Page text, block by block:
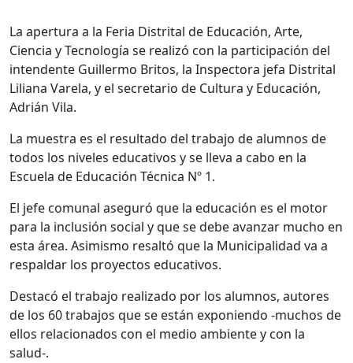
La apertura a la Feria Distrital de Educación, Arte,
Ciencia y Tecnología se realizó con la participación del
intendente Guillermo Britos, la Inspectora jefa Distrital
Liliana Varela, y el secretario de Cultura y Educación,
Adrián Vila.
La muestra es el resultado del trabajo de alumnos de
todos los niveles educativos y se lleva a cabo en la
Escuela de Educación Técnica Nº 1.
El jefe comunal aseguró que la educación es el motor
para la inclusión social y que se debe avanzar mucho en
esta área. Asimismo resaltó que la Municipalidad va a
respaldar los proyectos educativos.
Destacó el trabajo realizado por los alumnos, autores
de los 60 trabajos que se están exponiendo -muchos de
ellos relacionados con el medio ambiente y con la
salud-.